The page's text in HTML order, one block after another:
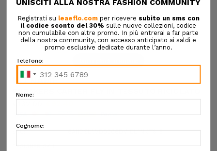
NO NAME
SNEAKERS CARTER FLY IN TESSUTO RICICLATO
SKU: 6ANDSLNVD0006DM BLPNK:T8-5
DESIGNER SKU: